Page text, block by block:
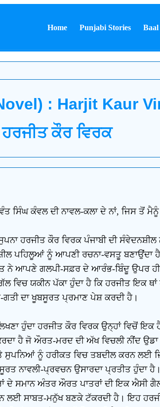
Home Punjabi Stories
: Harjit Kaur
ਕੌਰ ਵਿਰਕ
ਸਿੰਘ ਕੰਵਲ ਦੀ ਨਾਵਲ-ਕਲਾ ਦੇ ਨਾਂ, ਜਿਸ ਤੋਂ ਮੈਨੂੰ
ਹਰਜੀਤ ਕੌਰ ਵਿਰਕ ਪੰਜਾਬੀ ਦੀ
ਪਹਿਲੂਆਂ ਨੂੰ ਆਪਣੀ ਰਚਨਾ-ਵਸਤੂ ਬਣਾਉਂਦਾ
ਨੇ ਆਪਣੇ ਗਲਪੀ-ਸਫ਼ਰ ਦੇ ਆਰੰਭ-ਬਿੰਦੂ ਉਪਰ ਹੀ
ਯਕੀਨ ਪੱਕਾ ਹੁੰਦਾ ਹੈ ਕਿ ਹਰਜੀਤ ਇਕ ਥਾਂ
ਦਾ ਖੂਬਸੂਰਤ ਪ੍ਰਮਾਣ ਪੇਸ਼ ਕਰਦੀ ਹੈ।
ਹੁੰਦਾ ਹਰਜੀਤ ਕੌਰ ਵਿਰਕ ਉਨ੍ਹਾਂ ਵਿਚੋਂ
ਹੈ ਜੋ ਔਰਤ-ਮਰਦ ਦੀ ਅੱਖ ਵਿਚਲੀ ਨੀਂਦ
ਨੂੰ ਹਰੀਕਤ ਵਿਚ ਤਬਦੀਲ ਕਰਨ ਲਈ
ਨਾਵਲੀ-ਪ੍ਰਵਚਨ ਉਸਾਰਦਾ ਪ੍ਰਤੀਤ ਹੁੰਦਾ
ਸਮਾਨ ਅੰਤਰ ਔਰਤ ਪਾਤਰਾਂ ਦੀ ਇਕ ਐਸੀ
ਲਈ ਸਾਬਤ-ਮਨੁੱਖ ਬਣਕੇ ਟੱਕਰਦੀ ਹੈ। ਇਹ